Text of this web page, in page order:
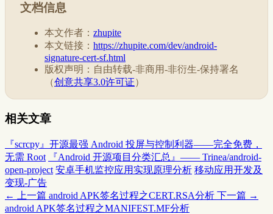
文档信息
本文作者： zhupite
本文链接： https://zhupite.com/dev/android-
signature-cert-sf.html
版权声明：自由转载-非商用-非衍生-保持署名
（创意共享3.0许可证）
相关文章
『scrcpy』开源最强 Android 投屏与控制利器——完全免费，
无需 Root
『Android 开源项目分类汇总』—— Trinea/android-
open-project 安卓手机监控应用实现原理分析 移动应用开发及
变现-广告
← 上一篇 android APK签名过程之CERT.RSA分析 下一篇 →
android APK签名过程之MANIFEST.MF分析